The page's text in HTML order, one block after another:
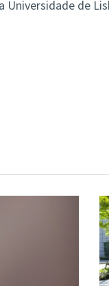
Universidade de